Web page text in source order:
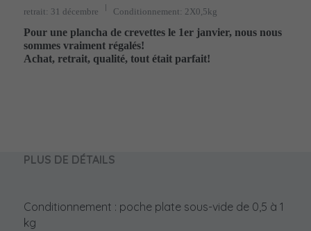
retrait: 31 décembre
Conditionnement: 2X0,5kg
Pour une plancha de crevettes le 1er janvier, nous nous
sommes vraiment régalés!
Achat, retrait, qualité, tout était parfait!
PLUS DE DÉTAILS
Conditionnement : poche plate sous-vide de 0,5 à 1
kg